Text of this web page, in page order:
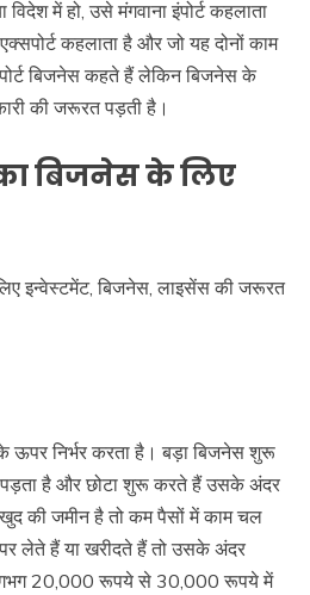
विदेश में हो, उसे मंगवाना इंपोर्ट कहलाता
कहलाता है और जो यह दोनों काम
बिजनेस कहते हैं लेकिन बिजनेस के
की जरूरत पड़ती है।
का बिजनेस के लिए
इन्वेस्टमेंट, बिजनेस, लाइसेंस की जरूरत
निर्भर करता है। बड़ा बिजनेस शुरू
पड़ता है और छोटा शुरू करते हैं उसके अंदर
की जमीन है तो कम पैसों में काम चल
लेते हैं या खरीदते हैं तो उसके अंदर
20,000 रूपये से 30,000 रूपये में